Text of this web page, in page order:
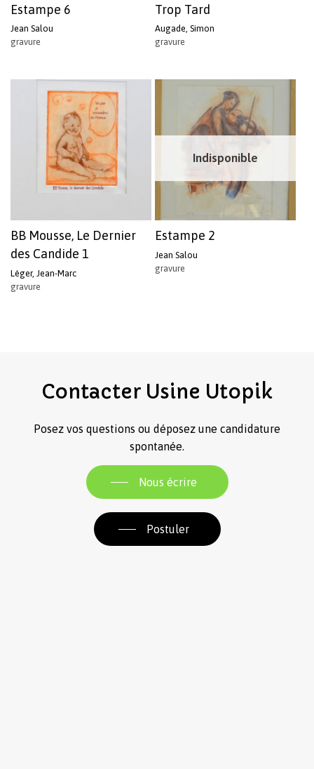
Estampe 6
Jean Salou
gravure
Trop Tard
Augade, Simon
gravure
BB Mousse, Le Dernier
des Candide 1
Léger, Jean-Marc
gravure
Indisponible
Estampe 2
Jean Salou
gravure
Contacter Usine Utopik
Posez vos questions ou déposez une candidature
spontanée.
Nous écrire
Postuler